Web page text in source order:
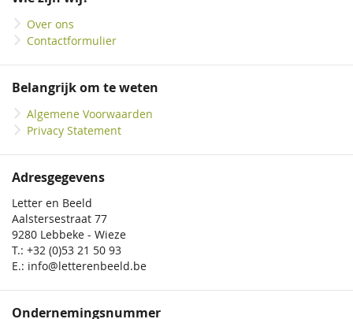
nieuwsbrief
Over ons
Contactformulier
Belangrijk om te weten
Algemene Voorwaarden
Privacy Statement
Adresgegevens
Letter en Beeld
Aalstersestraat 77
9280 Lebbeke - Wieze
T.: +32 (0)53 21 50 93
E.: info@letterenbeeld.be
Ondernemingsnummer